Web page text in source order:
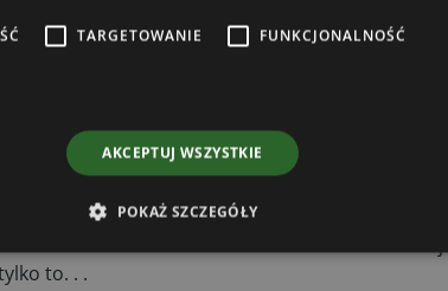
oferty sprzętowej po finansowanie. Koncepcja
którzy zasilili po ostatnich zmianach nasze
rozwojowi nowych technologii, np. aplikacji
pracownika, który nie byłby wyposażony w tego
filozofii obsługi klienta zwiększają sprzedaż
na formułę działania AGCO Finance?
z dilerem i blisko z AGCO - moim zdaniem
to. . .
TARGETOWANIE FUNKCJONALNOŚĆ
AKCEPTUJ WSZYSTKIE
POKAŻ SZCZEGÓŁY